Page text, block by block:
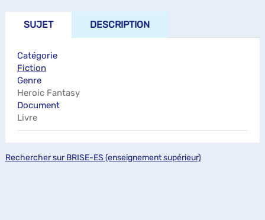
SUJET DESCRIPTION
Catégorie
Fiction
Genre
Heroic Fantasy
Document
Livre
Rechercher sur BRISE-ES (enseignement supérieur)